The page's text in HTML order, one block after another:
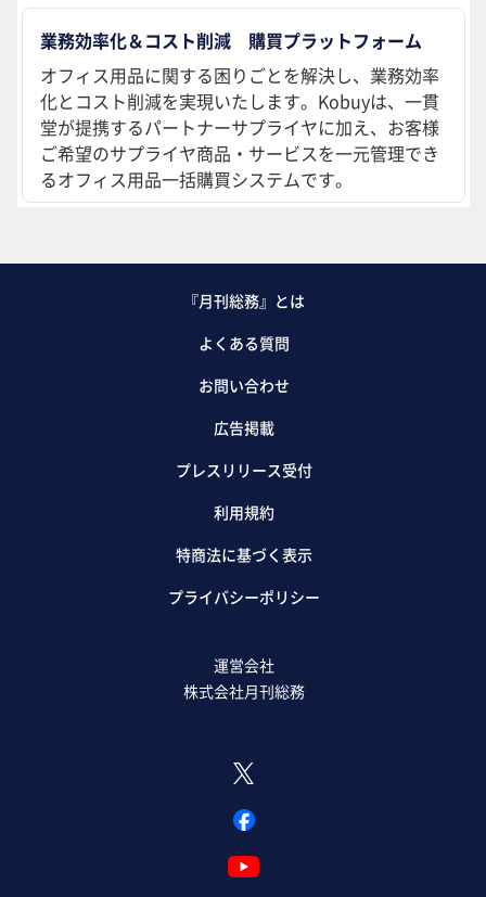
業務効率化＆コスト削減 購買プラットフォーム
オフィス用品に関する困りごとを解決し、業務効率
化とコスト削減を実現いたします。Kobuyは、一貫
堂が提携するパートナーサプライヤに加え、お客様
ご希望のサプライヤ商品・サービスを一元管理でき
るオフィス用品一括購買システムです。
『月刊総務』とは
よくある質問
お問い合わせ
広告掲載
プレスリリース受付
利用規約
特商法に基づく表示
プライバシーポリシー
運営会社
株式会社月刊総務